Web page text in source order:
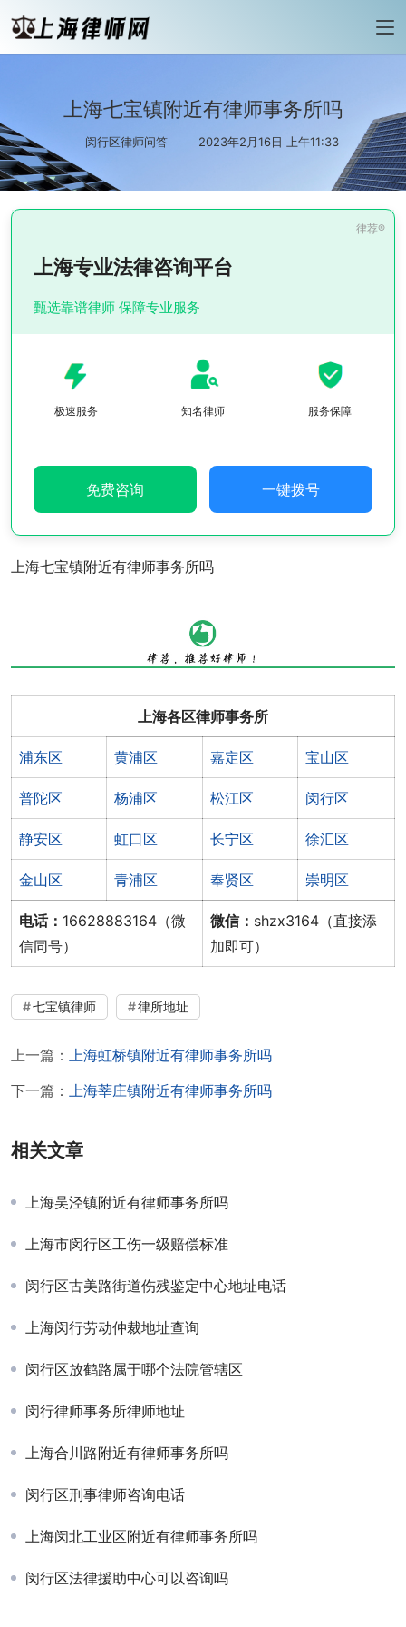
上海七宝镇附近有律师事务所吗
闵行区律师问答 2023年2月16日 上午11:33
上海专业法律咨询平台
甄选靠谱律师 保障专业服务
极速服务 知名律师 服务保障
免费咨询 一键拨号
上海七宝镇附近有律师事务所吗
上海各区律师事务所
浦东区 黄浦区 嘉定区 宝山区
普陀区 杨浦区 松江区 闵行区
静安区 虹口区 长宁区 徐汇区
金山区 青浦区 奉贤区 崇明区
电话： 16628883164（微
信同号）
微信： shzx3164（直接添
加即可）
七宝镇律师 律所地址
上一篇：
上海虹桥镇附近有律师事务所吗
下一篇：
上海莘庄镇附近有律师事务所吗
相关文章
上海吴泾镇附近有律师事务所吗
上海市闵行区工伤一级赔偿标准
闵行区古美路街道伤残鉴定中心地址电话
上海闵行劳动仲裁地址查询
闵行区放鹤路属于哪个法院管辖区
闵行律师事务所律师地址
上海合川路附近有律师事务所吗
闵行区刑事律师咨询电话
上海闵北工业区附近有律师事务所吗
闵行区法律援助中心可以咨询吗